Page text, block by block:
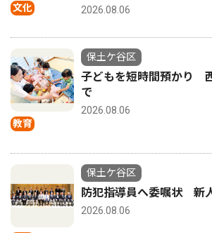
文化 2026.08.06
教育
保土ケ谷区
子どもを短時間預かり
で
2026.08.06
保土ケ谷区
防犯指導員へ委嘱状 新
2026.08.06